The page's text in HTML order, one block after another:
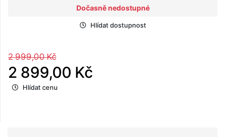
Dočasně nedostupné
Hlídat dostupnost
2 999,00 Kč
2 899,00 Kč
Hlídat cenu